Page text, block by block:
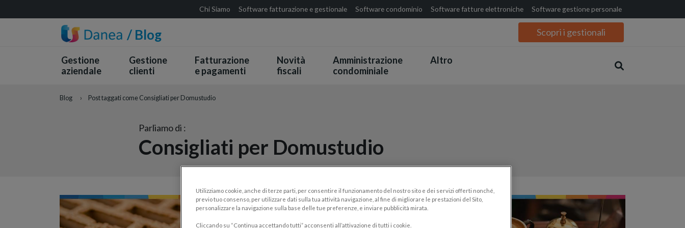
Chi Siamo Software fatturazione e gestionale Software condominio Software fatture elettroniche Software gestione personale
/ Blog Scopri i gestionali
Gestione
aziendale
Gestione
clienti
Fatturazione
e pagamenti
Novità
fiscali
Amministrazione
condominiale
Altro
Blog › Post taggati come Consigliati per Domustudio
Parliamo di :
Consigliati per Domustudio
Utilizziamo cookie, anche di terze parti, per consentire il funzionamento del nostro sito e dei servizi offerti nonché,
previo tuo consenso, per utilizzare dati sulla tua attività navigazione, al fine di migliorare le prestazioni del Sito,
personalizzare la navigazione sulla base delle tue preferenze, e inviare pubblicità mirata.
Cliccando su “Continua accettando tutti” acconsenti all’attivazione di tutti i cookie.